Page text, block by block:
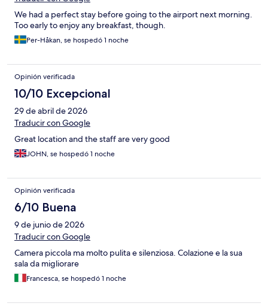
We had a perfect stay before going to the airport next morning.
Too early to enjoy any breakfast, though.
Per-Håkan, se hospedó 1 noche
Opinión verificada
10/10 Excepcional
29 de abril de 2026
Traducir con Google
Great location and the staff are very good
JOHN, se hospedó 1 noche
Opinión verificada
6/10 Buena
9 de junio de 2026
Traducir con Google
Camera piccola ma molto pulita e silenziosa. Colazione e la sua
sala da migliorare
Francesca, se hospedó 1 noche